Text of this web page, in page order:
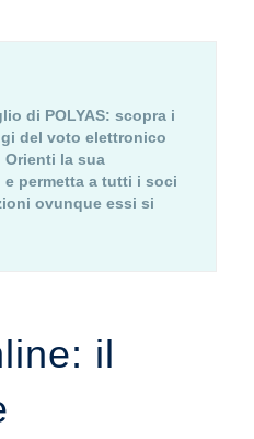
di POLYAS: scopra i
del voto elettronico
Orienti la sua
permetta a tutti i soci
ovunque essi si
il